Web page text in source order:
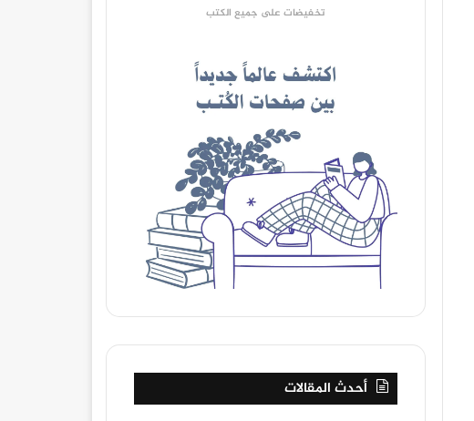
تخفيضات على جميع الكتب
أحدث المقالات